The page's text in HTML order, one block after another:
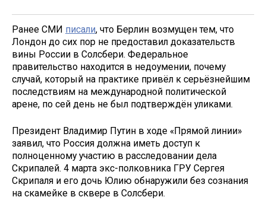
Ранее СМИ писали, что Берлин возмущен тем, что
Лондон до сих пор не предоставил доказательств
вины России в Солсбери. Федеральное
правительство находится в недоумении, почему
случай, который на практике привёл к серьёзнейшим
последствиям на международной политической
арене, по сей день не был подтверждён уликами.
Президент Владимир Путин в ходе «Прямой линии»
заявил, что Россия должна иметь доступ к
полноценному участию в расследовании дела
Скрипалей. 4 марта экс-полковника ГРУ Сергея
Скрипаля и его дочь Юлию обнаружили без сознания
на скамейке в сквере в Солсбери.